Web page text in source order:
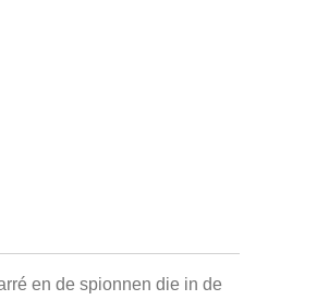
en de spionnen die in de